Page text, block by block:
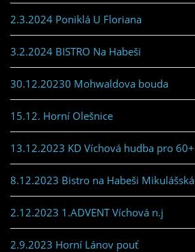
2.3.2024 Poniklá U Floriana
3.2.2024 BISTRO Na Habeši
30.12.20230 Mohwaldova bouda
15.12. Horní Olešnice
13.12.2023 KD Víchová hudba pro 60+
8.12.2023 Bistro na Habeši Mikulášská
2.12.2023 1.ADVENT Víchová n.j
2.9.2023 Horní Lánov pouť